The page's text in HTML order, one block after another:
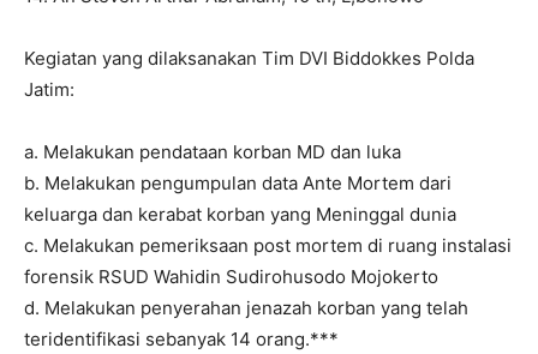
Kegiatan yang dilaksanakan Tim DVI Biddokkes Polda
Jatim:
a. Melakukan pendataan korban MD dan luka
b. Melakukan pengumpulan data Ante Mortem dari
keluarga dan kerabat korban yang Meninggal dunia
c. Melakukan pemeriksaan post mortem di ruang instalasi
forensik RSUD Wahidin Sudirohusodo Mojokerto
d. Melakukan penyerahan jenazah korban yang telah
teridentifikasi sebanyak 14 orang.***